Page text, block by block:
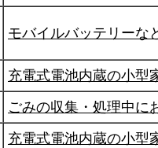
モバイルバッテリーな
充電式電池内蔵の小型
ごみの収集・処理中に
充電式電池内蔵の小型